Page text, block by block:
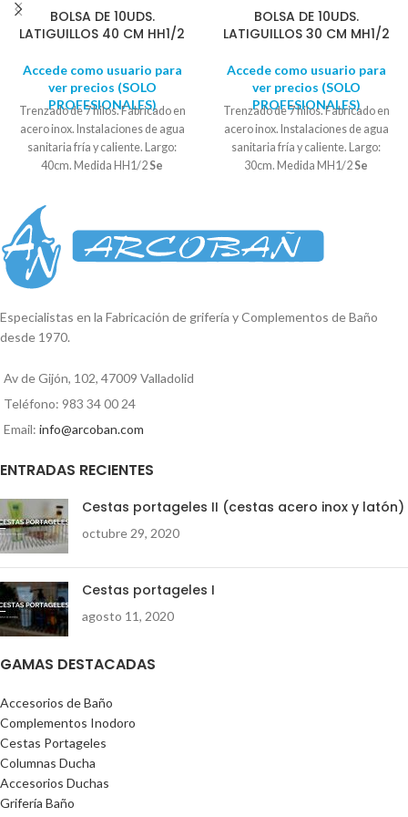
BOLSA DE 10UDS.
LATIGUILLOS 40 CM HH1/2
Accede como usuario para
ver precios (SOLO
PROFESIONALES)
Trenzado de 7 hilos. Fabricado en
acero inox. Instalaciones de agua
sanitaria fría y caliente. Largo:
40cm. Medida HH1/2 Se
BOLSA DE 10UDS.
LATIGUILLOS 30 CM MH1/2
Accede como usuario para
ver precios (SOLO
PROFESIONALES)
Trenzado de 7 hilos. Fabricado en
acero inox. Instalaciones de agua
sanitaria fría y caliente. Largo:
30cm. Medida MH1/2 Se
Especialistas en la Fabricación de grifería y Complementos de Baño
desde 1970.
Av de Gijón, 102, 47009 Valladolid
Teléfono: 983 34 00 24
Email: info@arcoban.com
ENTRADAS RECIENTES
Cestas portageles II (cestas acero inox y latón)
octubre 29, 2020
Cestas portageles I
agosto 11, 2020
GAMAS DESTACADAS
Accesorios de Baño
Complementos Inodoro
Cestas Portageles
Columnas Ducha
Accesorios Duchas
Grifería Baño